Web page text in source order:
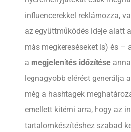
influencerekkel reklámozza,
az együttműködés ideje alatt
más megkereséseket is) és
a megjelenítés időzítése
legnagyobb elérést generálja
még a hashtagek
emellett kitérni arra, hogy az
tartalomkészítéshez szabad